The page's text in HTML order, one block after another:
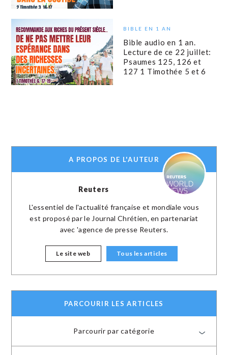
BIBLE EN 1 AN
Bible audio en 1 an.
Lecture de ce 22 juillet:
Psaumes 125, 126 et
127 1 Timothée 5 et 6
A PROPOS DE L'AUTEUR
Reuters
L'essentiel de l'actualité française et mondiale vous
est proposé par le Journal Chrétien, en partenariat
avec 'agence de presse Reuters.
Le site web Tous les articles
PARCOURIR LES ARTICLES
Parcourir par catégorie